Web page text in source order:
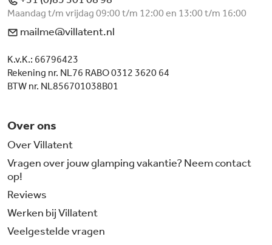
Maandag t/m vrijdag 09:00 t/m 12:00 en 13:00 t/m 16:00
mailme@villatent.nl
K.v.K.: 66796423
Rekening nr. NL76 RABO 0312 3620 64
BTW nr. NL856701038B01
Over ons
Over Villatent
Vragen over jouw glamping vakantie? Neem contact
op!
Reviews
Werken bij Villatent
Veelgestelde vragen